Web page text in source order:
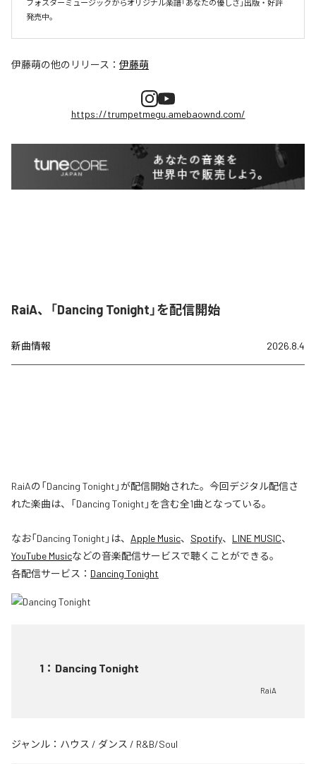
フォスターミュージックからオリジナル楽譜「あなたの優しさ」出版・好評
伊藤萌の他のリリース： 伊藤萌
https://trumpetmegu.amebaownd.com/
RaiA、「Dancing Tonight」を配信開始
新曲情報 2026.8.4
RaiAの「Dancing Tonight」が配信開始された。今回デジタル配信さ
れた楽曲は、「Dancing Tonight」を含む全1曲となっている。
なお「Dancing Tonight 」は、 Apple Music、 Spotify、 LINE MUSIC、
YouTube Musicなどの音楽配信サービスで聴くことができる。
各配信サービス： Dancing Tonight
1 ： Dancing Tonight
RaiA
ジャンル： ハウス / ダンス / R&B/Soul